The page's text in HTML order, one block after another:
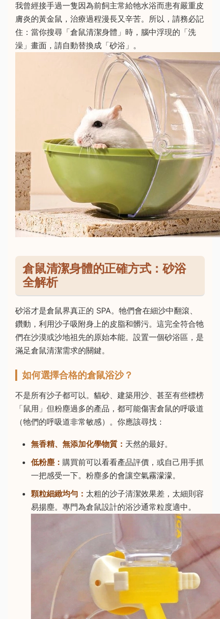
我曾經接手過一隻因為前飼主常給牠水浴而患有嚴重皮
膚炎的黃金鼠，治療過程漫長又辛苦。所以，請務必記
住：當你搜尋「倉鼠清潔身體」時，腦中浮現的「洗
澡」畫面，請自動替換成「砂浴」。
倉鼠清潔身體的正確方式：砂浴
全解析
砂浴才是倉鼠界真正的 SPA。牠們會在細沙中翻滾、
鑽動，利用沙子吸附身上的皮脂和髒污。這完全符合牠
們在沙漠或沙地祖先的原始本能。設置一個砂浴區，是
滿足倉鼠清潔需求的關鍵。
如何選擇合格的倉鼠浴沙？
不是所有沙子都可以。貓砂、建築用沙、甚至有些標榜
「鼠用」但粉塵過多的產品，都可能傷害倉鼠的呼吸道
（牠們的呼吸道非常敏感）。你應該尋找：
無香精、無添加化學物質： 天然的最好。
低粉塵： 購買前可以看看產品評價，或自己用手抓
一把感受一下。粉塵多的會讓空氣霧濛濛。
顆粒細緻均勻： 太粗的沙子清潔效果差，太細則容
易揚塵。專門為倉鼠設計的浴沙通常粒度適中。